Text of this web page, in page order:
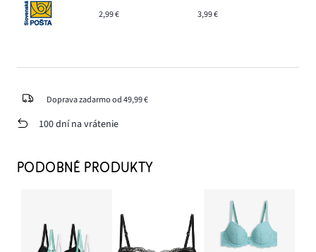
2,99 € 3,99 €
Doprava zadarmo od 49,99 €
100 dní na vrátenie
PODOBNÉ PRODUKTY